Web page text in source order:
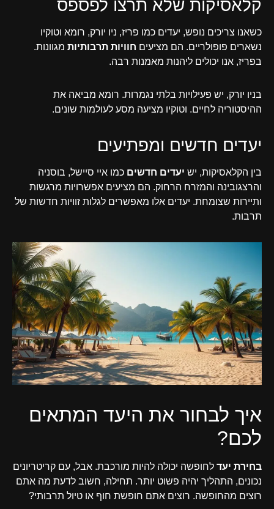
קלאסיקות שלא תרצו לפספס
כשאנו צריכים נופש, יעדים כמו פריז, ניו יורק, רומא וטוקיו
נשארים פופולריים. הם מציעים חוויות תרבותיות מגוונות.
בפריז, אנו יכולים ליהנות מאמנות רבה.
בניו יורק, יש פעילויות בלתי נגמרות. רומא מביאה את
ההיסטוריה לחיים. וטוקיו מציעה מסע לעולמות שונים.
יעדים חדשים ומפתיעים
בין הקלאסיקות, יש יעדים חדשים כמו איי סיישל, בוסניה
והרצגובינה והמזרח הרחוק. הם מציעים אפשרויות מרגשות
ותיירות שצומחת. יעדים אלו מאפשרים לגלות זוויות חדשות של
תרבות.
איך לבחור את היעד המתאים
לכם?
בחירת יעד לחופשה יכולה להיות מורכבת. אבל, עם קריטריונים
נכונים, התהליך יהיה פשוט יותר. תחילה, חשוב לדעת מה אתם
רוצים מהחופשה. רוצים אתם חופשת חוף או טיול תרבותי?